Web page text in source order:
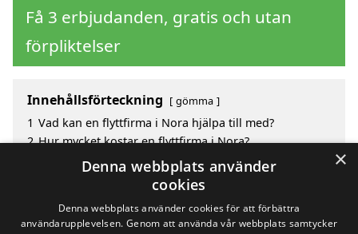
Få 3 erbjudanden, gratis och utan
förpliktelser
Innehållsförteckning gömma
1 Vad kan en flyttfirma i Nora hjälpa till med?
2 Hur mycket kostar en flyttfirma i Nora?
Fördelar med att välja flyttfirma i Nora
Sök efter en skicklig flyttfirma i de omgivande
×
Denna webbplats använder
cookies
Denna webbplats använder cookies för att förbättra
användarupplevelsen. Genom att använda vår webbplats samtycker